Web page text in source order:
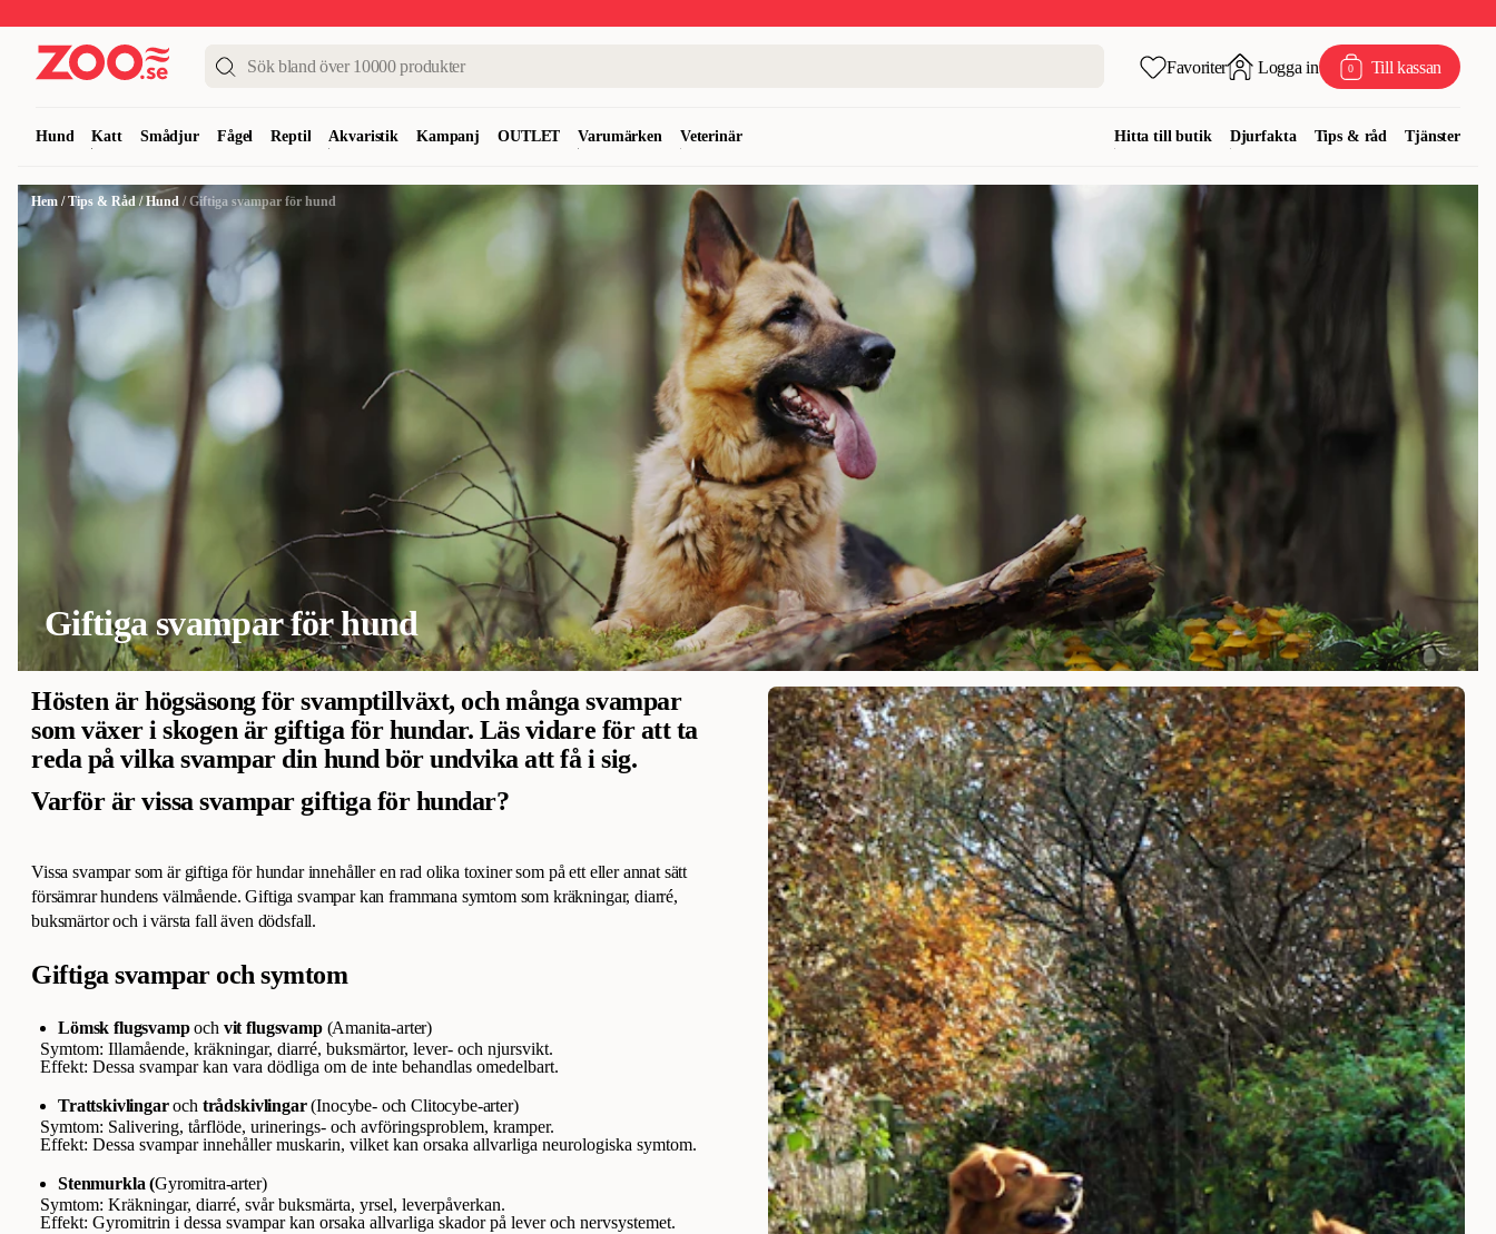
Favoriter Logga in 0 Till kassan
Hund Katt Smådjur Fågel Reptil Akvaristik Kampanj OUTLET Varumärken Veterinär Hitta till butik Djurfakta Tips & råd Tjänster
Hem /Tips & Råd /Hund /Giftiga svampar för hund
Giftiga svampar för hund
Hösten är högsäsong för svamptillväxt, och många svampar
som växer i skogen är giftiga för hundar. Läs vidare för att ta
reda på vilka svampar din hund bör undvika att få i sig.
Varför är vissa svampar giftiga för hundar?
Vissa svampar som är giftiga för hundar innehåller en rad olika toxiner som på ett eller annat sätt
försämrar hundens välmående. Giftiga svampar kan frammana symtom som kräkningar, diarré,
buksmärtor och i värsta fall även dödsfall.
Giftiga svampar och symtom
Lömsk flugsvampoch vit flugsvamp(Amanita-arter)
Symtom: Illamående, kräkningar, diarré, buksmärtor, lever- och njursvikt.
Effekt: Dessa svampar kan vara dödliga om de inte behandlas omedelbart.
Trattskivlingaroch trådskivlingar(Inocybe- och Clitocybe-arter)
Symtom: Salivering, tårflöde, urinerings- och avföringsproblem, kramper.
Effekt: Dessa svampar innehåller muskarin, vilket kan orsaka allvarliga neurologiska symtom.
Stenmurkla (Gyromitra-arter)
Symtom: Kräkningar, diarré, svår buksmärta, yrsel, leverpåverkan.
Effekt: Gyromitrin i dessa svampar kan orsaka allvarliga skador på lever och nervsystemet.